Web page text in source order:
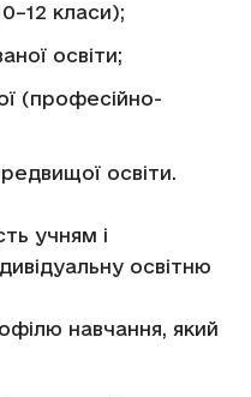
класи);
освіти;
(професійно-
освіти.
учням і
освітню
навчання, який